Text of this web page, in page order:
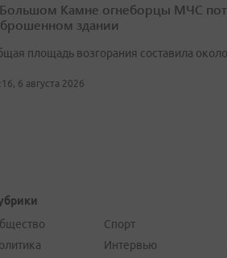
Камне огнеборцы МЧС
здании
площадь возгорания составила
6 августа 2026
Спорт
Интервью